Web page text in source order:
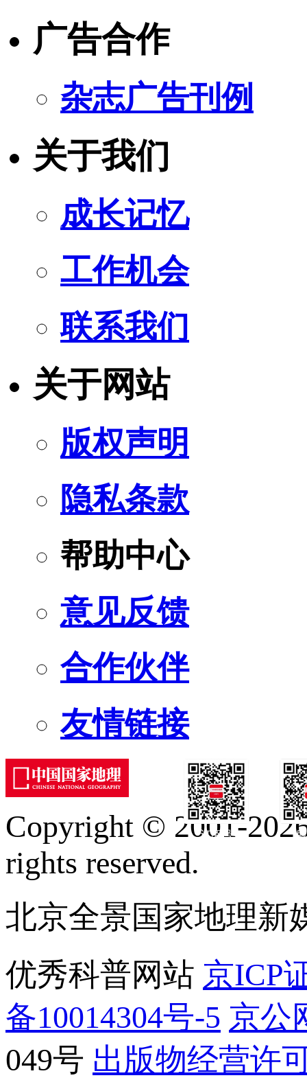
广告合作
杂志广告刊例
关于我们
成长记忆
工作机会
联系我们
关于网站
版权声明
隐私条款
帮助中心
意见反馈
合作伙伴
友情链接
订阅号
Copyright © 2001-
rights reserved.
北京全景国家地理新
优秀科普网站 京ICP
备10014304号-5 京公
049号 出版物经营许